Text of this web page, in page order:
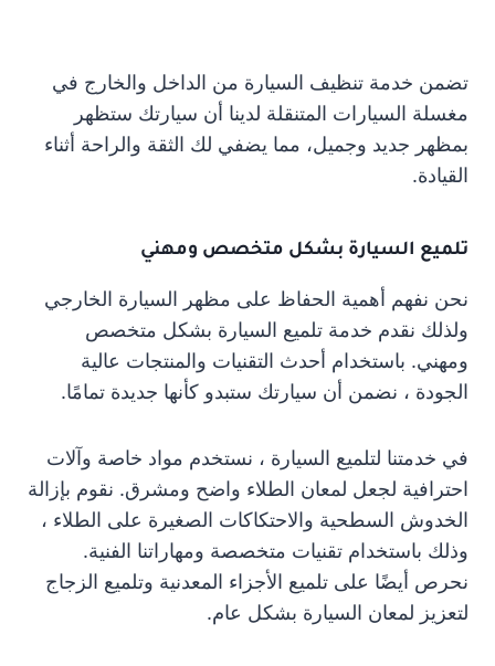
تضمن خدمة تنظيف السيارة من الداخل والخارج في
مغسلة السيارات المتنقلة لدينا أن سيارتك ستظهر
بمظهر جديد وجميل، مما يضفي لك الثقة والراحة أثناء
القيادة.
تلميع السيارة بشكل متخصص ومهني
نحن نفهم أهمية الحفاظ على مظهر السيارة الخارجي
ولذلك نقدم خدمة تلميع السيارة بشكل متخصص
ومهني. باستخدام أحدث التقنيات والمنتجات عالية
الجودة ، نضمن أن سيارتك ستبدو كأنها جديدة تمامًا.
في خدمتنا لتلميع السيارة ، نستخدم مواد خاصة وآلات
احترافية لجعل لمعان الطلاء واضح ومشرق. نقوم بإزالة
الخدوش السطحية والاحتكاكات الصغيرة على الطلاء ،
وذلك باستخدام تقنيات متخصصة ومهاراتنا الفنية.
نحرص أيضًا على تلميع الأجزاء المعدنية وتلميع الزجاج
لتعزيز لمعان السيارة بشكل عام.